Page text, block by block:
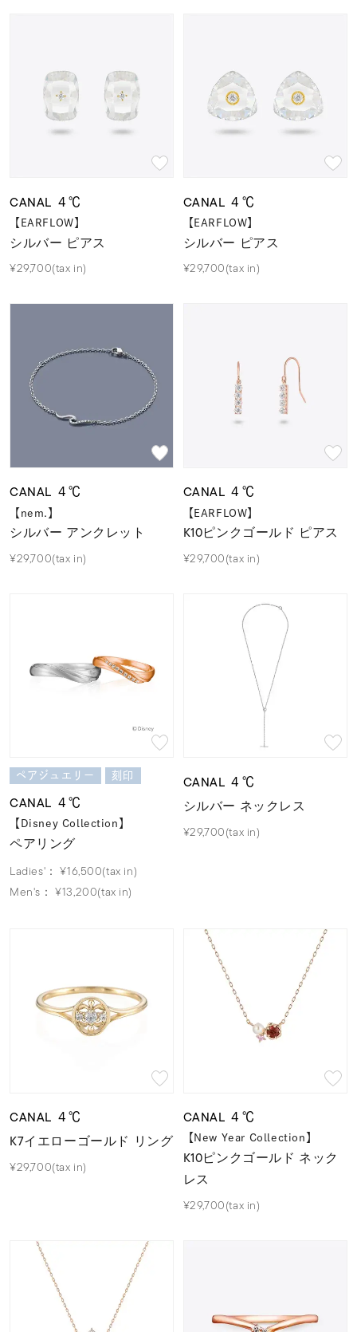
CANAL ４℃
【EARFLOW】
シルバー ピアス
¥29,700(tax in)
CANAL ４℃
【EARFLOW】
シルバー ピアス
¥29,700(tax in)
CANAL ４℃
【nem.】
シルバー アンクレット
¥29,700(tax in)
CANAL ４℃
【EARFLOW】
K10ピンクゴールド ピアス
¥29,700(tax in)
ペアジュエリー 刻印
CANAL ４℃
【Disney Collection】
ペアリング
Ladies'： ¥16,500(tax in)
Men's： ¥13,200(tax in)
CANAL ４℃
シルバー ネックレス
¥29,700(tax in)
CANAL ４℃
K7イエローゴールド リング
¥29,700(tax in)
CANAL ４℃
【New Year Collection】
K10ピンクゴールド ネック
レス
¥29,700(tax in)